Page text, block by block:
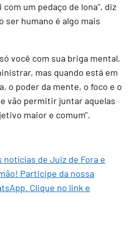
um pedaço de lona", diz
ser humano é algo mais
você com sua briga mental,
mas quando está em
o poder da mente, o foco e o
vão permitir juntar aquelas
maior e comum".
notícias de Juiz de Fora e
Participe da nossa
Clique no link e